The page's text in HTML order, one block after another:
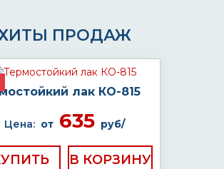
ПРОДАЖ
лак КО-815
Цена: от635 руб/